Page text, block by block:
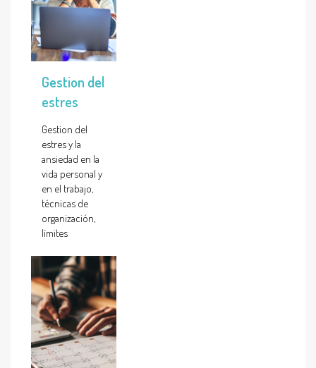
Gestion del
estres
Gestion del
estres y la
ansiedad en la
vida personal y
en el trabajo,
técnicas de
organización,
límites